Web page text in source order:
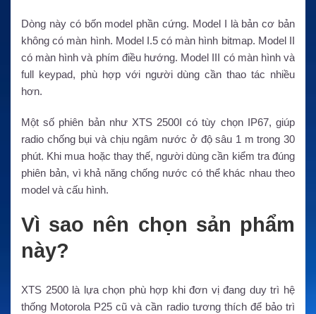
Dòng này có bốn model phần cứng. Model I là bản cơ bản
không có màn hình. Model I.5 có màn hình bitmap. Model II
có màn hình và phím điều hướng. Model III có màn hình và
full keypad, phù hợp với người dùng cần thao tác nhiều
hơn.
Một số phiên bản như XTS 2500I có tùy chọn IP67, giúp
radio chống bụi và chịu ngâm nước ở độ sâu 1 m trong 30
phút. Khi mua hoặc thay thế, người dùng cần kiểm tra đúng
phiên bản, vì khả năng chống nước có thể khác nhau theo
model và cấu hình.
Vì sao nên chọn sản phẩm
này?
XTS 2500 là lựa chọn phù hợp khi đơn vị đang duy trì hệ
thống Motorola P25 cũ và cần radio tương thích để bảo trì